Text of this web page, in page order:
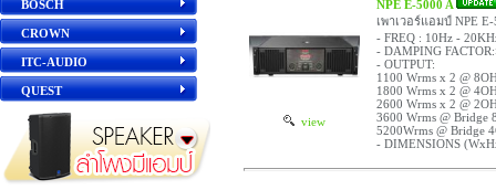
BOSCH
CROWN
ITC-AUDIO
QUEST
view
NPE E-5000 A
เพาเวอร์แอมป์ NPE
- FREQ : 10Hz -
- DAMPING
- OUTPUT:
1100 Wrms x 2 @
1800 Wrms x 2 @
2600 Wrms x 2 @
3600 Wrms @ Bridge
5200Wrms @ Bridge
- DIMENSIONS